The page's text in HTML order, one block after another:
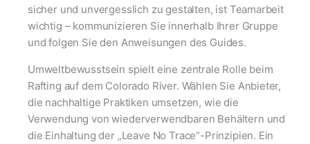
sicher und unvergesslich zu gestalten, ist Teamarbeit
wichtig – kommunizieren Sie innerhalb Ihrer Gruppe
und folgen Sie den Anweisungen des Guides.
Umweltbewusstsein spielt eine zentrale Rolle beim
Rafting auf dem Colorado River. Wählen Sie Anbieter,
die nachhaltige Praktiken umsetzen, wie die
Verwendung von wiederverwendbaren Behältern und
die Einhaltung der „Leave No Trace“-Prinzipien. Ein